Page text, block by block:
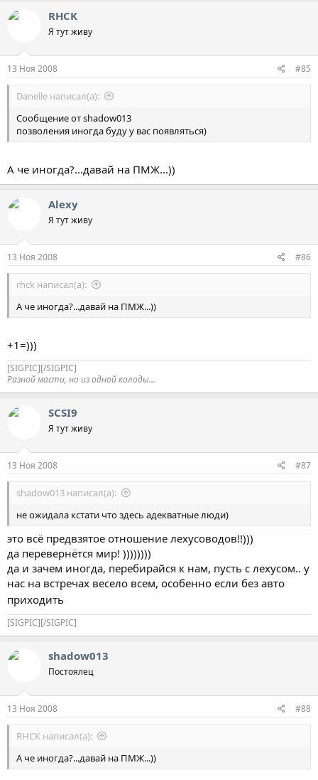
RHCK
Я тут живу
13 Ноя 2008 #85
Danelle написал(а):
Сообщение от shadow013
позволения иногда буду у вас появляться)
А че иногда?...давай на ПМЖ...))
Alexy
Я тут живу
13 Ноя 2008 #86
rhck написал(а):
А че иногда?...давай на ПМЖ...))
+1=)))
[SIGPIC][/SIGPIC]
Разной масти, но из одной колоды...
SCSI9
Я тут живу
13 Ноя 2008 #87
shadow013 написал(а):
не ожидала кстати что здесь адекватные люди)
это всё предвзятое отношение лехусоводов!!)))
да перевернётся мир! ))))))))
да и зачем иногда, перебирайся к нам, пусть с лехусом.. у
нас на встречах весело всем, особенно если без авто
приходить
[SIGPIC][/SIGPIC]
shadow013
Постоялец
13 Ноя 2008 #88
RHCK написал(а):
А че иногда?...давай на ПМЖ...))